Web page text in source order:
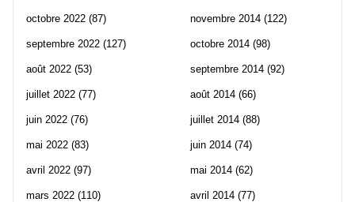
octobre 2022 (87)
septembre 2022 (127)
août 2022 (53)
juillet 2022 (77)
juin 2022 (76)
mai 2022 (83)
avril 2022 (97)
mars 2022 (110)
novembre 2014 (122)
octobre 2014 (98)
septembre 2014 (92)
août 2014 (66)
juillet 2014 (88)
juin 2014 (74)
mai 2014 (62)
avril 2014 (77)